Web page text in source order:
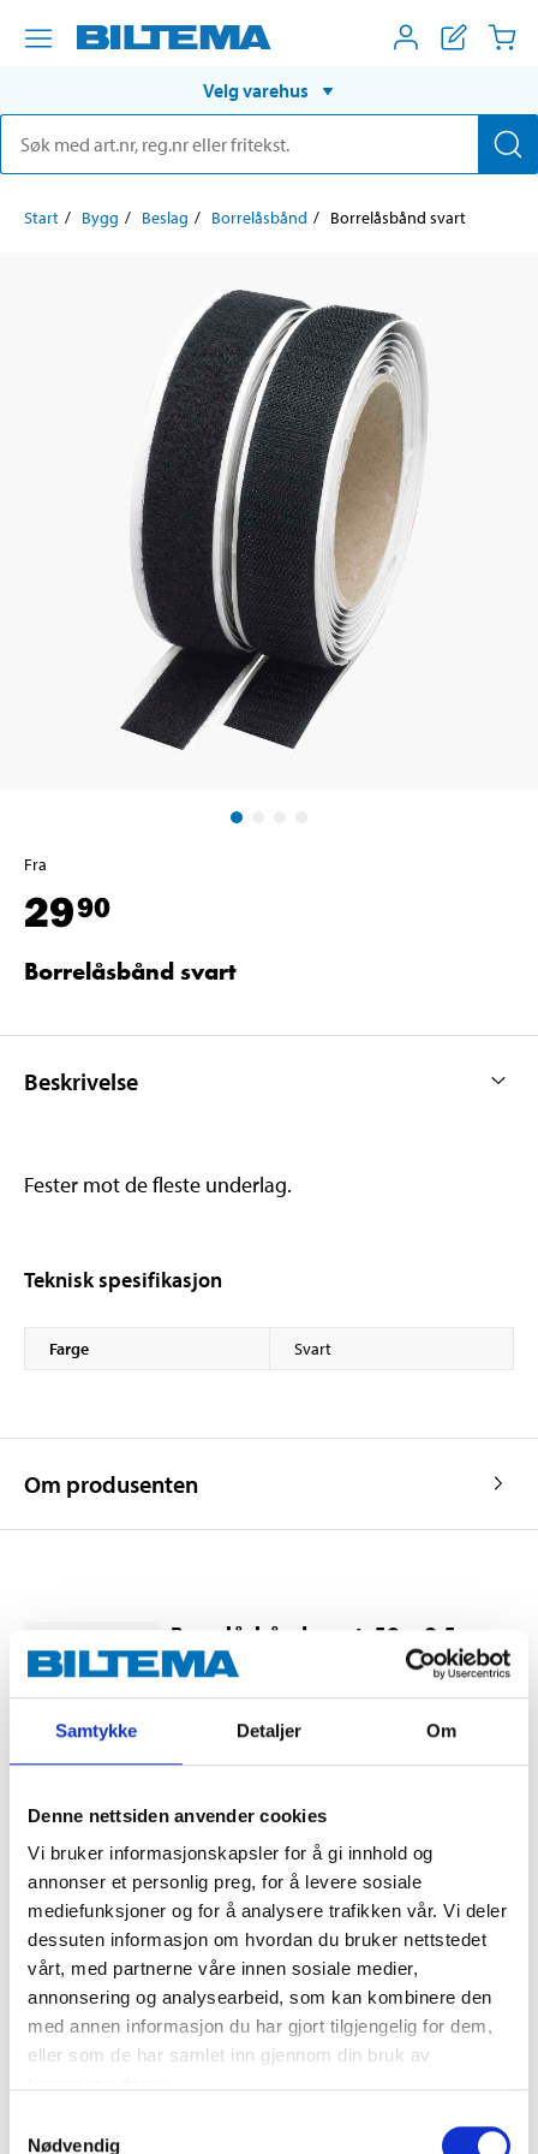
Samtykke Detaljer Om
Denne nettsiden anvender cookies
Vi bruker informasjonskapsler for å gi innhold og
annonser et personlig preg, for å levere sosiale
mediefunksjoner og for å analysere trafikken vår. Vi deler
dessuten informasjon om hvordan du bruker nettstedet
vårt, med partnerne våre innen sosiale medier,
annonsering og analysearbeid, som kan kombinere den
med annen informasjon du har gjort tilgjengelig for dem,
eller som de har samlet inn gjennom din bruk av
Nødvendig
Velg varehus
Start Bygg Beslag Borrelåsbånd Borrelåsbånd svart
Fra
2990
Borrelåsbånd svart
Beskrivelse
Fester mot de fleste underlag.
Teknisk spesifikasjon
Farge Svart
Om produsenten
Borrelåsbånd svart, 50 x 2,5 cm
47-430
Lengde: 50cm
2,5cm
Finnes på lager i1varehus
29 90
Borrelåsbånd svart, 50 x 5 cm
47-432
Lengde 50cm
Bredde: 5cm